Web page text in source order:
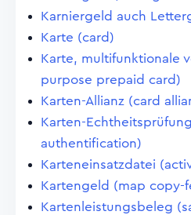
Karniergeld auch
Karte (card)
Karte, multifunktionale
purpose prepaid card)
Karten-Allianz (card
Karten-
authentification)
Karteneinsatzdatei
Kartengeld (map copy-
Kartenleistungsbeleg